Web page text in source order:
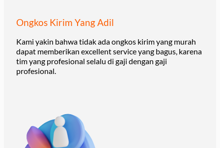
Ongkos Kirim Yang Adil
Kami yakin bahwa tidak ada ongkos kirim yang murah
dapat memberikan excellent service yang bagus, karena
tim yang profesional selalu di gaji dengan gaji
profesional.